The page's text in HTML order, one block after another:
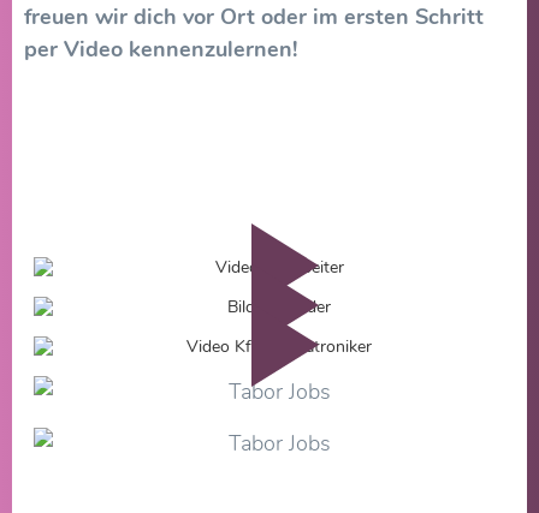
freuen wir dich vor Ort oder im ersten Schritt
per Video kennenzulernen!